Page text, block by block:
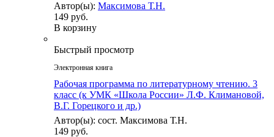
Автор(ы): Максимова Т.Н.
149 руб.
В корзину
Быстрый просмотр
Электронная книга
Рабочая программа по литературному чтению. 3
класс (к УМК «Школа России» Л.Ф. Климановой,
В.Г. Горецкого и др.)
Автор(ы): сост. Максимова Т.Н.
149 руб.